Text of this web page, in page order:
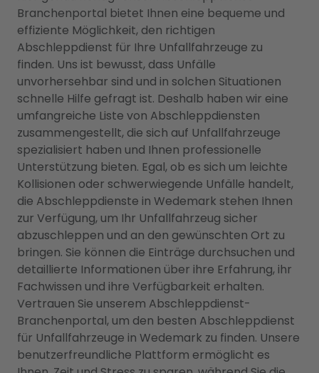
Branchenportal bietet Ihnen eine bequeme und
effiziente Möglichkeit, den richtigen
Abschleppdienst für Ihre Unfallfahrzeuge zu
finden. Uns ist bewusst, dass Unfälle
unvorhersehbar sind und in solchen Situationen
schnelle Hilfe gefragt ist. Deshalb haben wir eine
umfangreiche Liste von Abschleppdiensten
zusammengestellt, die sich auf Unfallfahrzeuge
spezialisiert haben und Ihnen professionelle
Unterstützung bieten. Egal, ob es sich um leichte
Kollisionen oder schwerwiegende Unfälle handelt,
die Abschleppdienste in Wedemark stehen Ihnen
zur Verfügung, um Ihr Unfallfahrzeug sicher
abzuschleppen und an den gewünschten Ort zu
bringen. Sie können die Einträge durchsuchen und
detaillierte Informationen über ihre Erfahrung, ihr
Fachwissen und ihre Verfügbarkeit erhalten.
Vertrauen Sie unserem Abschleppdienst-
Branchenportal, um den besten Abschleppdienst
für Unfallfahrzeuge in Wedemark zu finden. Unsere
benutzerfreundliche Plattform ermöglicht es